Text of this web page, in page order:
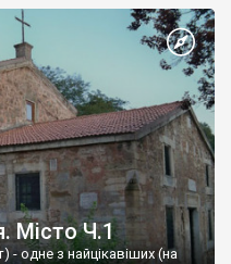
Місто Ч.1
- одне з найцікавіших (на